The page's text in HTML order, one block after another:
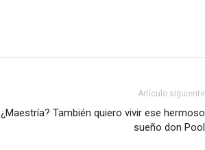
Artículo siguiente
¿Maestría? También quiero vivir ese hermoso
sueño don Pool